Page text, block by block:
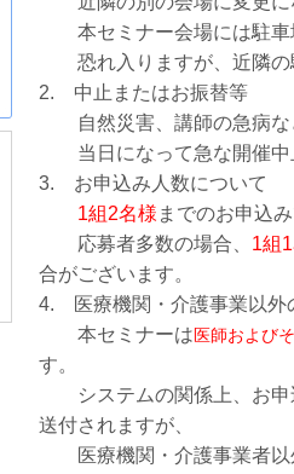
本セミナー会場には駐車
恐れ入りますが、近隣の
2. 中止またはお振替等
自然災害、講師の急病な
当日になって急な開催中
3. お申込み人数について
1組2名様 までのお申込
応募者多数の場合、 1組
合がございます。
4. 医療機関・介護事業以外
本セミナーは医師および
す。
システムの関係上、お申
送付されますが、
医療機関・介護事業者以